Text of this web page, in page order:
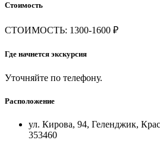
Стоимость
СТОИМОСТЬ: 1300-1600 ₽
Где начнется экскурсия
Уточняйте по телефону.
Расположение
ул. Кирова, 94, Геленджик,
353460